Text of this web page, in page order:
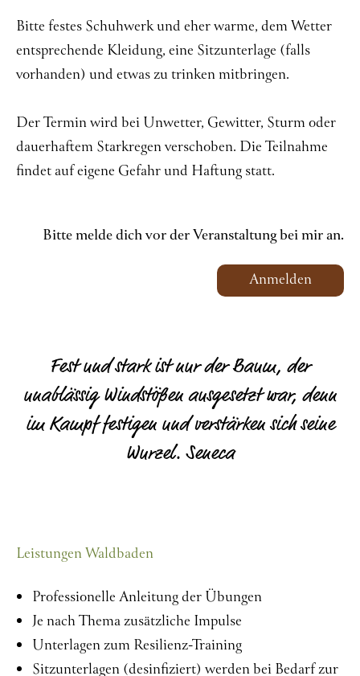
Bitte festes Schuhwerk und eher warme, dem Wetter
entsprechende Kleidung, eine Sitzunterlage (falls
vorhanden) und etwas zu trinken mitbringen.
Der Termin wird bei Unwetter, Gewitter, Sturm oder
dauerhaftem Starkregen verschoben. Die Teilnahme
findet auf eigene Gefahr und Haftung statt.
Bitte melde dich vor der Veranstaltung bei mir an.
Anmelden
Fest und stark ist nur der Baum, der
unablässig Windstößen ausgesetzt war, denn
im Kampf festigen und verstärken sich seine
Wurzel. Seneca
Leistungen Waldbaden
Professionelle Anleitung der Übungen
Je nach Thema zusätzliche Impulse
Unterlagen zum Resilienz-Training
Sitzunterlagen (desinfiziert) werden bei Bedarf zur